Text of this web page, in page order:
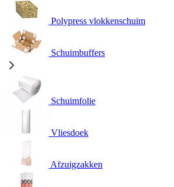
Polypress vlokkenschuim
Schuimbuffers
Schuimfolie
Vliesdoek
Afzuigzakken